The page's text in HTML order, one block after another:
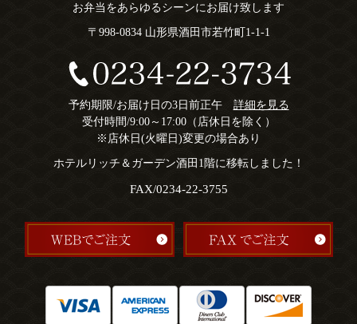
お弁当をあらゆるシーンにお届け致します
〒998-0834 山形県酒田市若竹町1-1-1
予約期限/お届け日の3日前正午 詳細を見る
受付時間/9:00～17:00（店休日を除く）
※店休日(火曜日)変更の場合あり
ホテルリッチ＆ガーデン酒田1階に移転しました！
FAX/0234-22-3755